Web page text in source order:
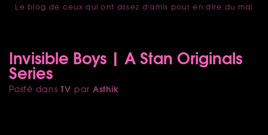
accueil
Le blog de ceux qui ont assez d'amis pour en dire du mal
Invisible Boys | A Stan Originals
Series
Posté dansTV par Asthik